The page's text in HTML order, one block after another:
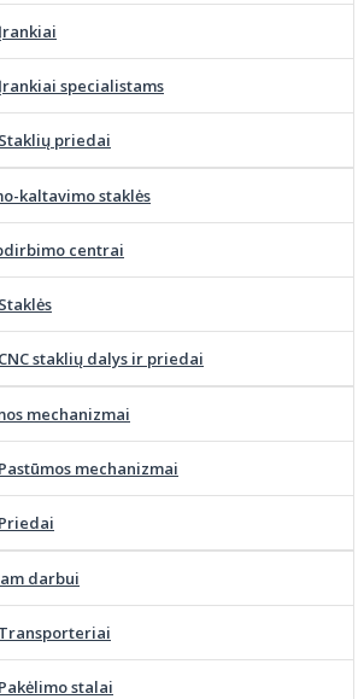
Įrankiai
Įrankiai specialistams
Staklių priedai
kaltavimo staklės
centrai
Staklės
CNC staklių dalys ir priedai
mechanizmai
Pastūmos mechanizmai
Priedai
darbui
Transporteriai
Pakėlimo stalai